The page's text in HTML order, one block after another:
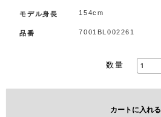
モデル身長 154cm
品番 7001BL002261
数量
カートに入れる